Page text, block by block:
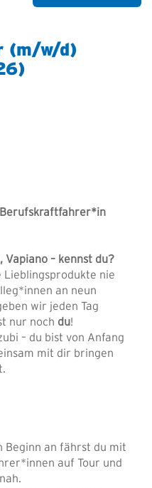
(m/w/d)
Vapiano – kennst du?
Lieblingsprodukte nie
an neun
wir jeden Tag
nur noch du!
– du bist von Anfang
mit dir bringen
Beginn an fährst du mit
auf Tour und